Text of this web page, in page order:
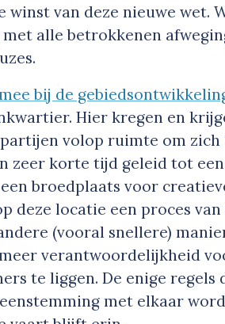
van deze nieuwe wet.
alle betrokkenen
bij de
Hier kregen en
volop ruimte om zich
zeer korte tijd geleid tot
broedplaats voor
deze locatie een proces van
(vooral snellere)
verantwoordelijkheid
te liggen. De enige regels
met elkaar